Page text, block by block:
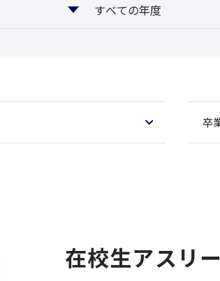
すべての年度
卒
在校生アスリ